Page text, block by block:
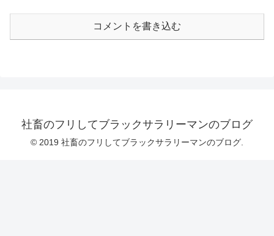
コメントを書き込む
社畜のフリしてブラックサラリーマンのブログ
© 2019 社畜のフリしてブラックサラリーマンのブログ.